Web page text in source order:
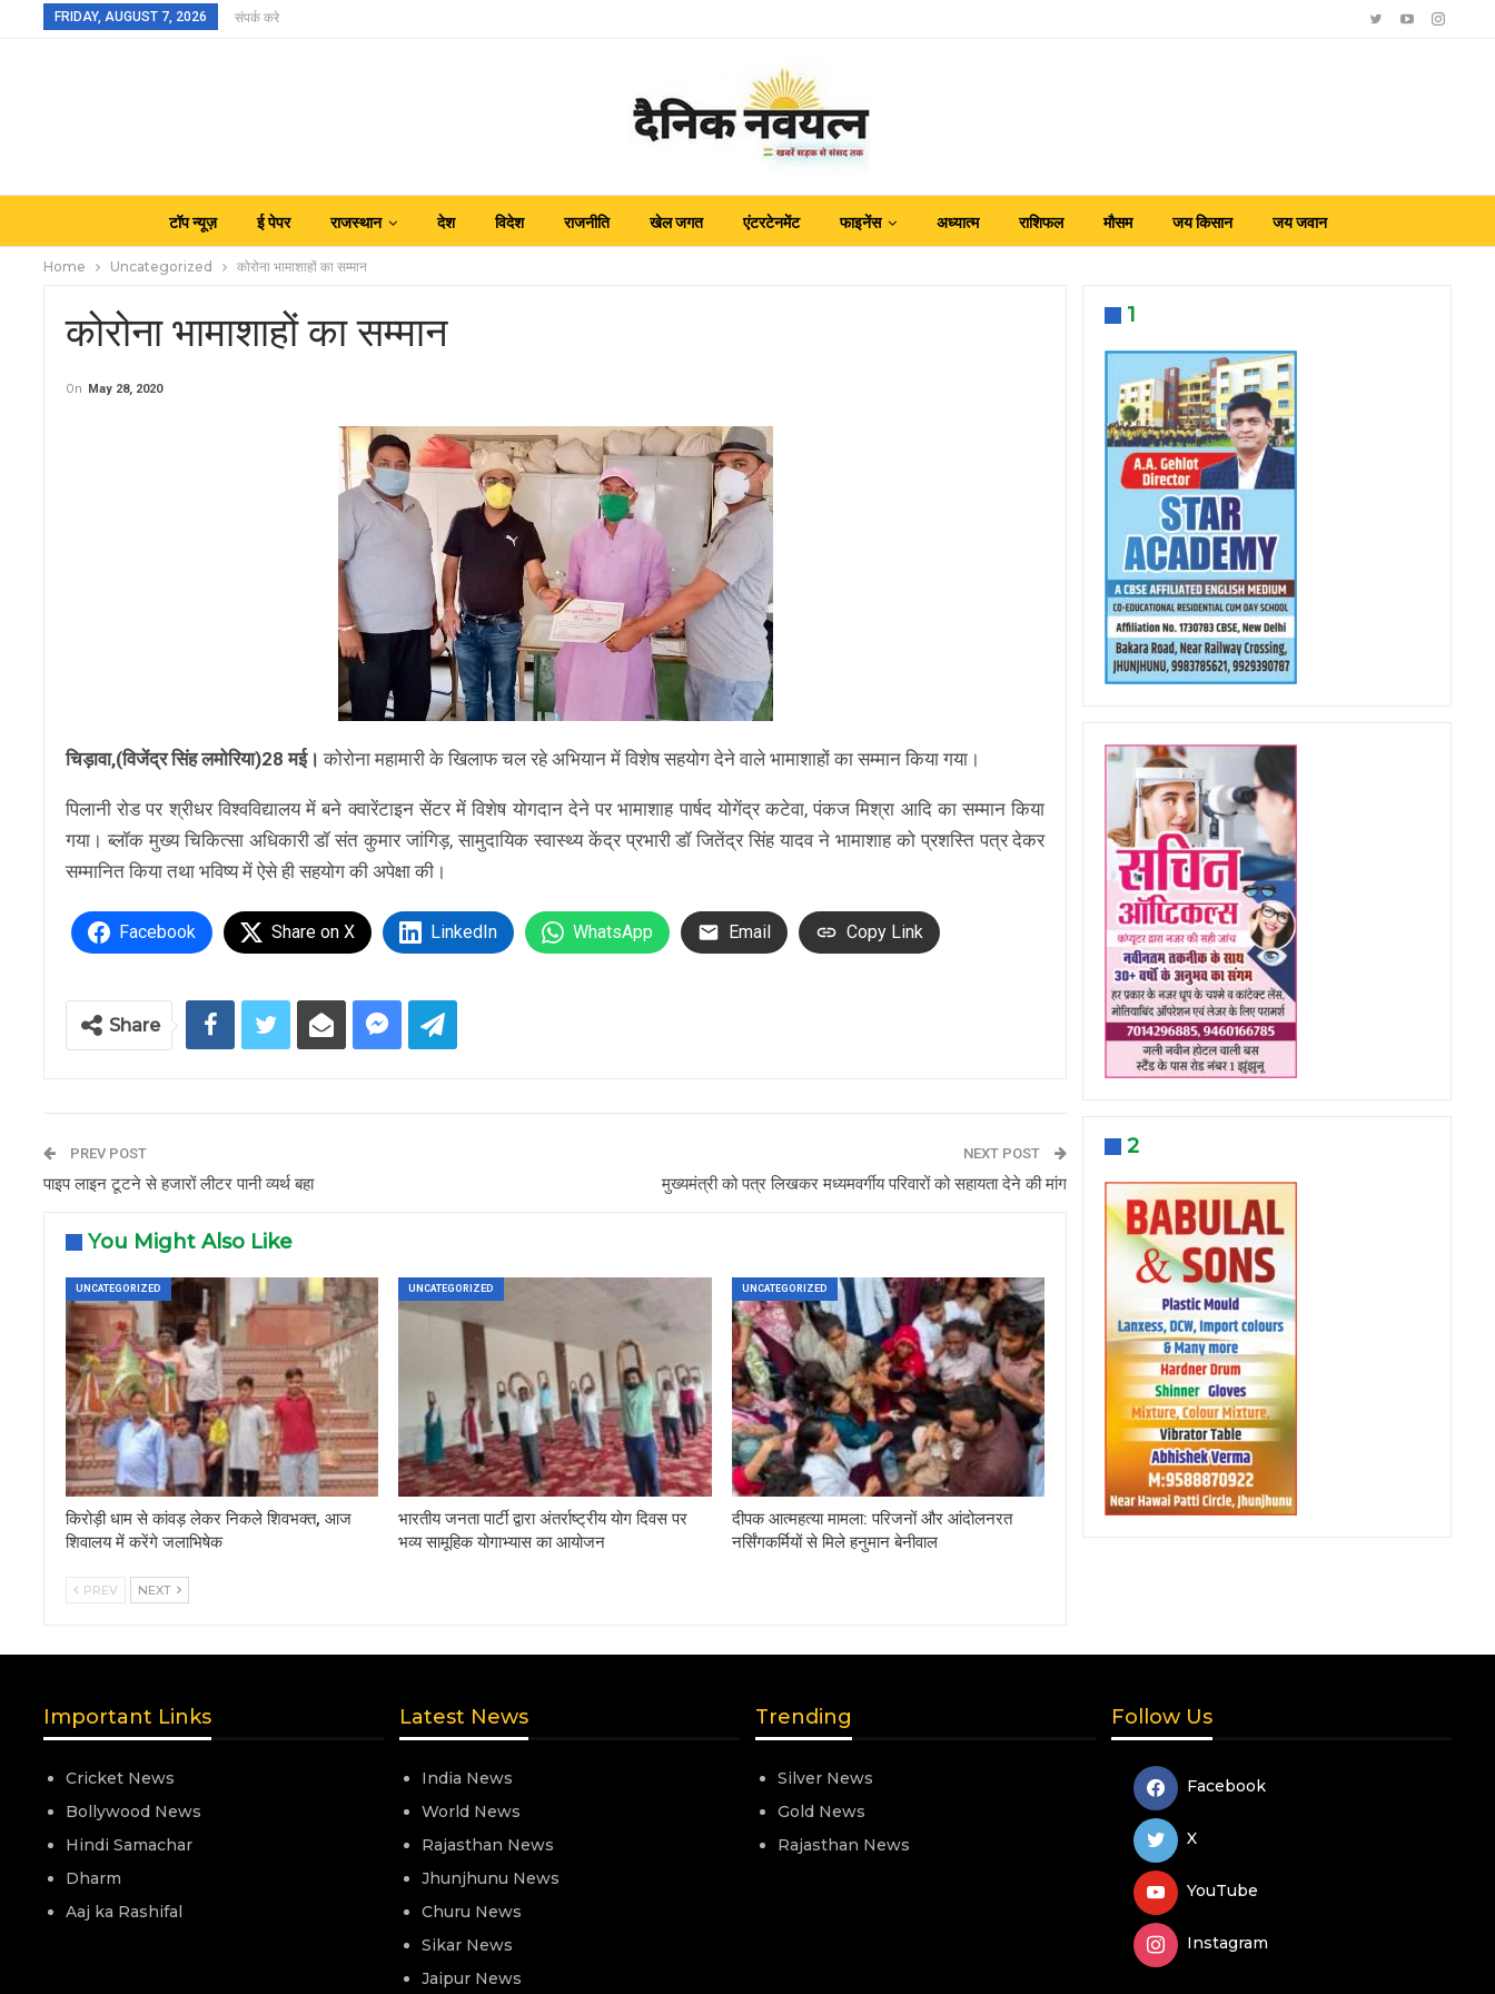
FRIDAY, AUGUST 7, 2026 संपर्क करे
टॉप न्यूज़ ई पेपर राजस्थान देश विदेश राजनीति खेल जगत एंटरटेनमेंट फाइनेंस अध्यात्म राशिफल मौसम जय किसान जय जवान
Home Uncategorized कोरोना भामाशाहों का सम्मान
कोरोना भामाशाहों का सम्मान
On May 28, 2020
चिड़ावा,(विजेंद्र सिंह लमोरिया)28 मई। कोरोना महामारी के खिलाफ चल रहे अभियान में विशेष सहयोग देने वाले भामाशाहों का सम्मान किया गया।
पिलानी रोड पर श्रीधर विश्वविद्यालय में बने क्वारेंटाइन सेंटर में विशेष योगदान देने पर भामाशाह पार्षद योगेंद्र कटेवा, पंकज मिश्रा आदि का सम्मान किया
गया। ब्लॉक मुख्य चिकित्सा अधिकारी डॉ संत कुमार जांगिड़, सामुदायिक स्वास्थ्य केंद्र प्रभारी डॉ जितेंद्र सिंह यादव ने भामाशाह को प्रशस्ति पत्र देकर
सम्मानित किया तथा भविष्य में ऐसे ही सहयोग की अपेक्षा की।
Facebook Share on X LinkedIn WhatsApp Email Copy Link
Share
PREV POST
पाइप लाइन टूटने से हजारों लीटर पानी व्यर्थ बहा
NEXT POST
मुख्यमंत्री को पत्र लिखकर मध्यमवर्गीय परिवारों को सहायता देने की मांग
You Might Also Like
UNCATEGORIZED
किरोड़ी धाम से कांवड़ लेकर निकले शिवभक्त, आज
शिवालय में करेंगे जलाभिषेक
UNCATEGORIZED
भारतीय जनता पार्टी द्वारा अंतर्राष्ट्रीय योग दिवस पर
भव्य सामूहिक योगाभ्यास का आयोजन
UNCATEGORIZED
दीपक आत्महत्या मामला: परिजनों और आंदोलनरत
नर्सिंगकर्मियों से मिले हनुमान बेनीवाल
PREV NEXT
1
2
Important Links
Cricket News
Bollywood News
Hindi Samachar
Dharm
Aaj ka Rashifal
Latest News
India News
World News
Rajasthan News
Jhunjhunu News
Churu News
Sikar News
Jaipur News
Trending
Silver News
Gold News
Rajasthan News
Follow Us
Facebook
X
YouTube
Instagram